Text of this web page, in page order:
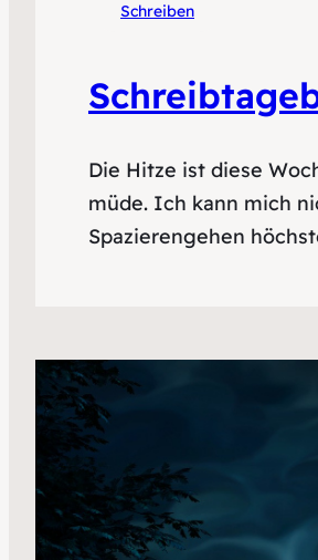
Schreiben
Die Hitze ist diese
müde. Ich kann mich
Spazierengehen